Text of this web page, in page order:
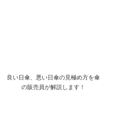
良い日傘、悪い日傘の見極め方を傘
の販売員が解説します！